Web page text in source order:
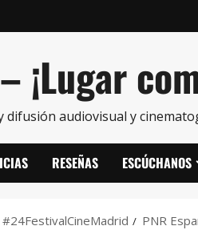
¡Lugar
audiovisual y
RESEÑAS ESCÚCHANOS
PNR